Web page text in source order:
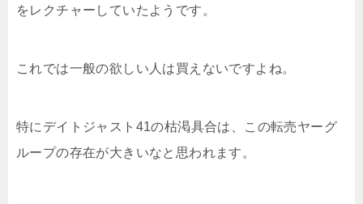
をレクチャーしていたようです。
これでは一般の欲しい人は買えないですよね。
特にデイトジャスト41の枯渇具合は、この転売ヤーグ
ループの存在が大きいなと思われます。